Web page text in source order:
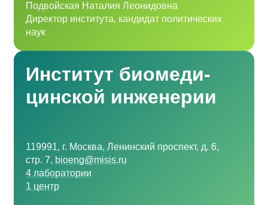
Подвойская Наталия Леонидовна
Директор института, кандидат политических
наук
Институт биоме­ди­
цин­ской инженерии
119991, г. Москва, Ленинский проспект, д. 6,
стр. 7, bioeng@misis.ru
4 лаборатории
1 центр